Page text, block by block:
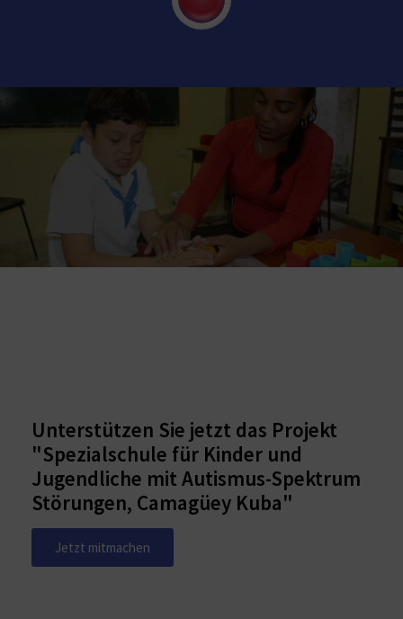
Unterstützen Sie jetzt das Projekt
"Spezialschule für Kinder und
Jugendliche mit Autismus-Spektrum
Störungen, Camagüey Kuba​"
Jetzt mitmachen